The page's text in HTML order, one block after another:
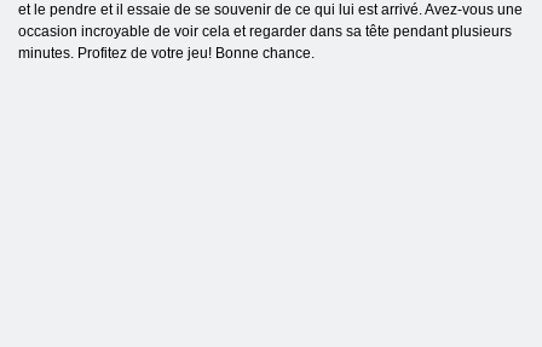
et le pendre et il essaie de se souvenir de ce qui lui est arrivé. Avez-vous une
occasion incroyable de voir cela et regarder dans sa tête pendant plusieurs
minutes. Profitez de votre jeu! Bonne chance.